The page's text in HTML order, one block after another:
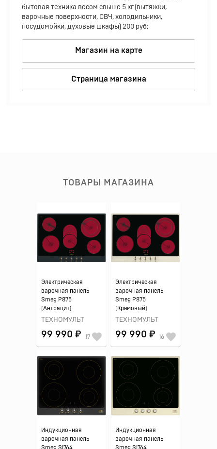
бытовая техника весом свыше 5 кг (вытяжки,
варочные поверхности, СВЧ, холодильники,
посудомойки, духовые шкафы) 200 руб;
Магазин на карте
Страница магазина
ТОВАРЫ МАГАЗИНА
Электрическая
варочная панель
Smeg P875
(Антрацит)
ТЕХНОМУЛЬТ
99 990 ₽ 17
Электрическая
варочная панель
Smeg P875
(Кремовый)
ТЕХНОМУЛЬТ
99 990 ₽ 16
Индукционная
варочная панель
Smeg SI764
Индукционная
варочная панель
Smeg SI764